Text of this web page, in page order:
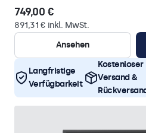
749,00 €
891,31 € inkl. MwSt.
Ansehen
Langfristige
Verfügbarkeit
Kostenloser
Versand &